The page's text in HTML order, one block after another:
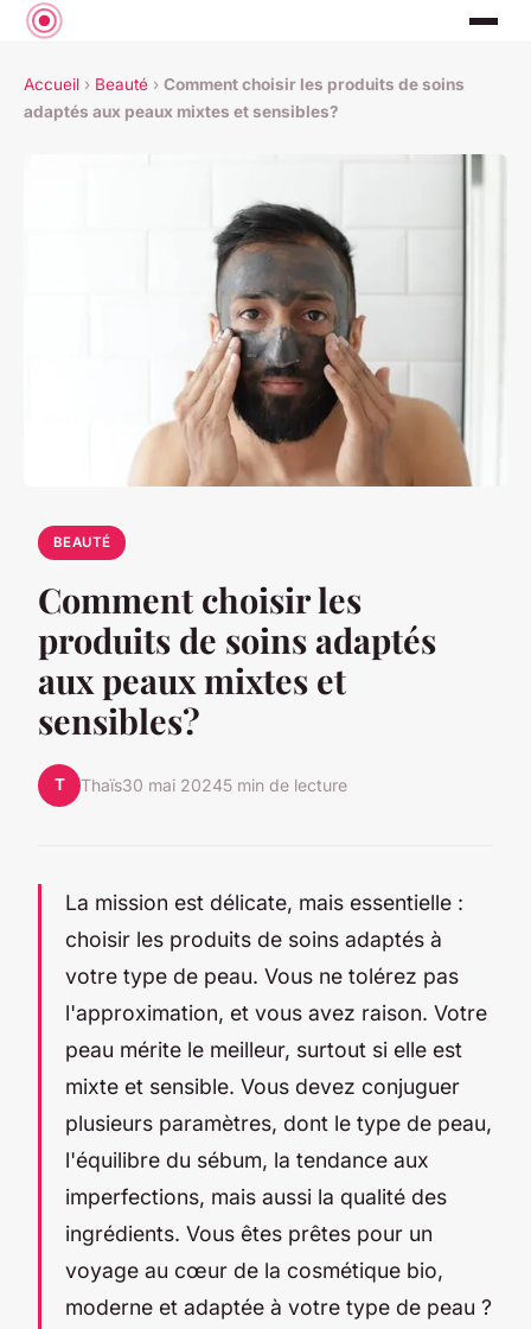
Accueil › Beauté › Comment choisir les produits de soins
adaptés aux peaux mixtes et sensibles?
BEAUTÉ
Comment choisir les
produits de soins adaptés
aux peaux mixtes et
sensibles?
T Thaïs30 mai 20245 min de lecture
La mission est délicate, mais essentielle :
choisir les produits de soins adaptés à
votre type de peau. Vous ne tolérez pas
l'approximation, et vous avez raison. Votre
peau mérite le meilleur, surtout si elle est
mixte et sensible. Vous devez conjuguer
plusieurs paramètres, dont le type de peau,
l'équilibre du sébum, la tendance aux
imperfections, mais aussi la qualité des
ingrédients. Vous êtes prêtes pour un
voyage au cœur de la cosmétique bio,
moderne et adaptée à votre type de peau ?